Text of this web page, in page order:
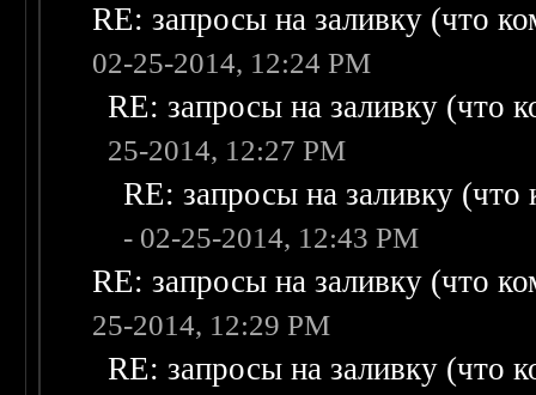
RE: запросы на заливку (что
02-25-2014, 12:24 PM
RE: запросы на заливку (что
25-2014, 12:27 PM
RE: запросы на заливку
- 02-25-2014, 12:43 PM
RE: запросы на заливку (что
25-2014, 12:29 PM
RE: запросы на заливку (что